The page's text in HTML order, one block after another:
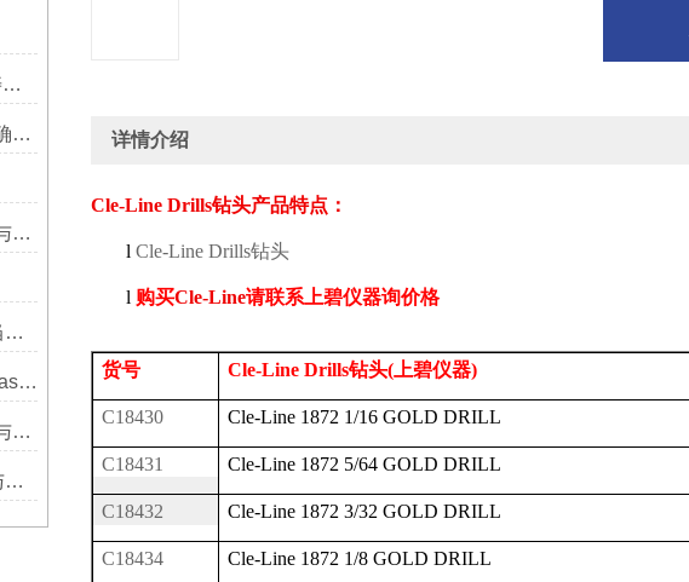
延长 Blacoh 脉冲阻尼器使用寿命的维护技巧大公开
正确保养Blacoh脉冲阻尼器，确保长期稳定运行
Sonic Sifter声波振动筛的维护与保养指南
Tri-Clamp Gasket垫圈安装不当导致的泄漏问题及预防
频繁泄漏？可能是Tri-Clamp Gasket垫圈安装的这5个误区导致的
Blacoh脉冲阻尼器的日常检查与预防性维护清单
Tri-Clamp Gasket垫圈：材料与应用的全面指南
详情介绍
Cle-Line Drills钻头产品特点：
l Cle-Line Drills钻头
l 购买Cle-Line请联系上碧仪器询价格
货号 Cle-Line Drills钻头( 上碧仪器)
C18430 Cle-Line 1872 1/16 GOLD DRILL
C18431 Cle-Line 1872 5/64 GOLD DRILL
C18432 Cle-Line 1872 3/32 GOLD DRILL
C18434 Cle-Line 1872 1/8 GOLD DRILL